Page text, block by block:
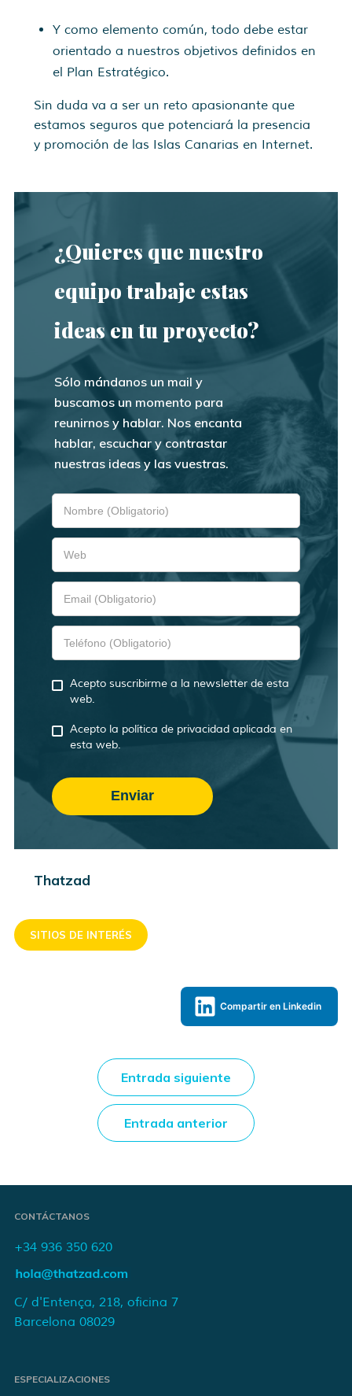
Y como elemento común, todo debe estar
orientado a nuestros objetivos definidos en
el Plan Estratégico.
Sin duda va a ser un reto apasionante que
estamos seguros que potenciará la presencia
y promoción de las Islas Canarias en Internet.
¿Quieres que nuestro
equipo trabaje estas
ideas en tu proyecto?
Sólo mándanos un mail y
buscamos un momento para
reunirnos y hablar. Nos encanta
hablar, escuchar y contrastar
nuestras ideas y las vuestras.
Acepto suscribirme a la newsletter de esta
web.
Acepto la política de privacidad aplicada en
esta web.
Thatzad
SITIOS DE INTERÉS
Compartir en Linkedin
Entrada anterior
Entrada siguiente
CONTÁCTANOS
+34 936 350 620
C/ d'Entença, 218, oficina 7
Barcelona 08029
ESPECIALIZACIONES